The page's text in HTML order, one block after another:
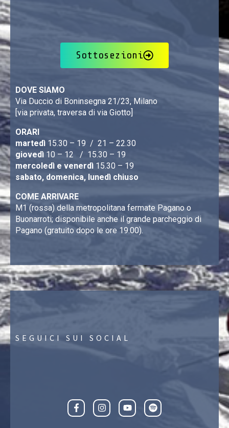
Sottosezioni
DOVE SIAMO
Via Duccio di Boninsegna 21/23, Milano
[via privata, traversa di via Giotto]
ORARI
martedì 15.30 – 19 / 21 – 22.30
giovedì 10 – 12 / 15.30 – 19
mercoledì e venerdì 15.30 – 19
sabato, domenica, lunedì chiuso
COME ARRIVARE
M1 (rossa) della metropolitana fermate Pagano o
Buonarroti; disponibile anche il grande parcheggio di
Pagano (gratuito dopo le ore 19.00).
SEGUICI SUI SOCIAL